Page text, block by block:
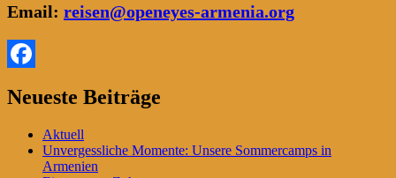
Email: reisen@openeyes-armenia.org
Primärer
Widgetbereich
Neueste Beiträge
Aktuell
Unvergessliche Momente: Unsere Sommercamps in
Armenien